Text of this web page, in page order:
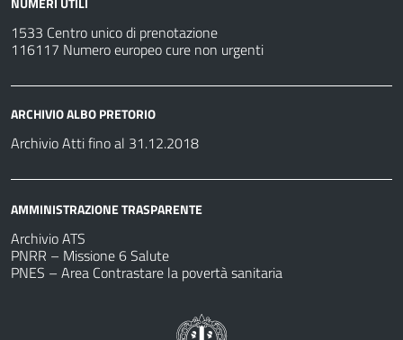
1533 Centro unico di prenotazione
116117 Numero europeo cure non urgenti
ARCHIVIO ALBO PRETORIO
Archivio Atti fino al 31.12.2018
AMMINISTRAZIONE TRASPARENTE
Archivio ATS
PNRR – Missione 6 Salute
PNES – Area Contrastare la povertà sanitaria